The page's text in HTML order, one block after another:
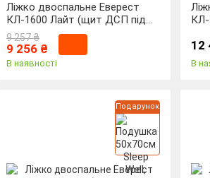
Ліжко двоспальне Еверест
КЛ-1600 Лайт (щит ДСП під
матрац) 160х200 см Німфея
Альба (DTM-4658)
9 257 ₴
9 256 ₴
В наявності
КЛ-
12
В
Подарунок